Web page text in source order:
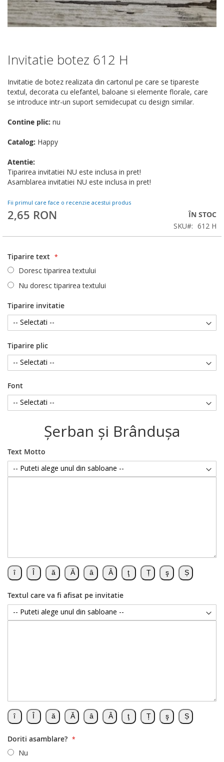
Invitatie botez 612 H
Invitatie de botez realizata din cartonul pe care se tipareste
textul, decorata cu elefantel, baloane si elemente florale, care
se introduce intr-un suport semidecupat cu design similar.
Contine plic: nu
Catalog: Happy
Atentie:
Tiparirea invitatiei NU este inclusa in pret!
Asamblarea invitatiei NU este inclusa in pret!
Fii primul care face o recenzie acestui produs
2,65 RON
ÎN STOC
SKU
612 H
Tiparire text
Doresc tiparirea textului
Nu doresc tiparirea textului
Tiparire invitatie
Tiparire plic
Font
Şerban şi Brânduşa
Text Motto
Textul care va fi afisat pe invitatie
Doriti asamblare?
Nu
Skip
to
beginning
of
the
images
gallery